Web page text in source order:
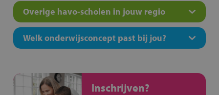
Overige havo-scholen in jouw regio
Welk onderwijsconcept past bij jou?
Inschrijven?